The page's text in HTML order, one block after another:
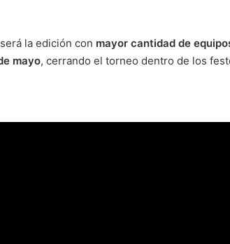
la edición con mayor cantidad de
mayo, cerrando el torneo dentro de los